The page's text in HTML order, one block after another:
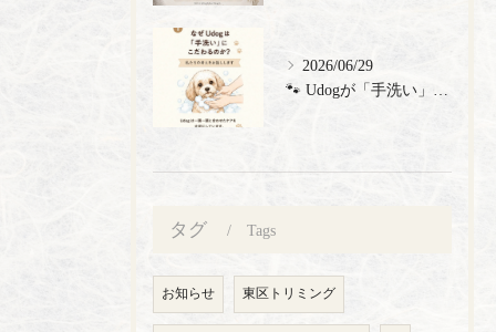
2026/06/29
タグ Tags
お知らせ 東区トリミング